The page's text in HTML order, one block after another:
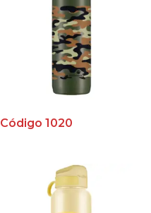
Código 1020